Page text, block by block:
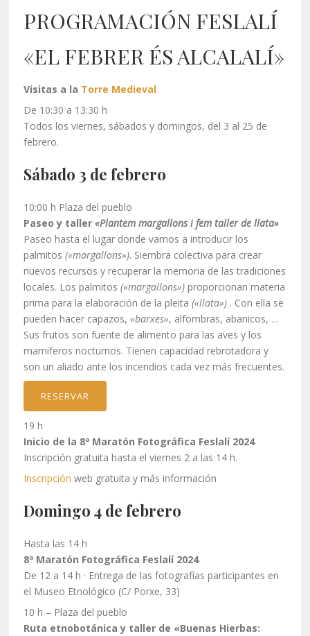
PROGRAMACIÓN FESLALÍ
«EL FEBRER ÉS ALCALALÍ»
Visitas a la Torre Medieval
De 10:30 a 13:30 h
Todos los viernes, sábados y domingos, del 3 al 25 de
febrero.
Sábado 3 de febrero
10:00 h Plaza del pueblo
Paseo y taller«Plantem margallons i fem taller de llata»
Paseo hasta el lugar donde vamos a introducir los
palmitos(«margallons»). Siembra colectiva para crear
nuevos recursos y recuperar la memoria de las tradiciones
locales. Los palmitos(«margallons») proporcionan materia
prima para la elaboración de la pleita(«llata») . Con ella se
pueden hacer capazos,«barxes», alfombras, abanicos, …
Sus frutos son fuente de alimento para las aves y los
mamíferos nocturnos. Tienen capacidad rebrotadora y
son un aliado ante los incendios cada vez más frecuentes.
RESERVAR
19 h
Inicio de la 8ª Maratón Fotográfica Feslalí 2024
Inscripción gratuita hasta el viernes 2 a las 14 h.
Inscripción web gratuita y más información
Domingo 4 de febrero
Hasta las 14 h
8ª Maratón Fotográfica Feslalí 2024
De 12 a 14 h · Entrega de las fotografías participantes en
el Museo Etnológico (C/ Porxe, 33)
10 h – Plaza del pueblo
Ruta etnobotánica y taller de «Buenas Hierbas: